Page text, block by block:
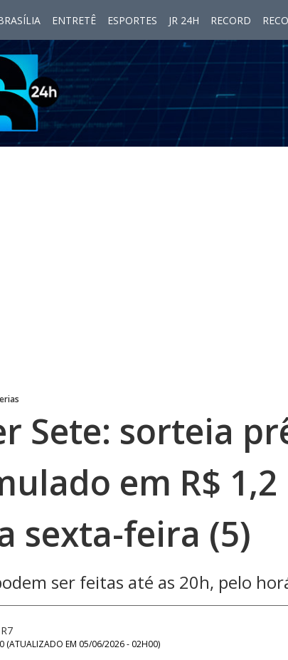
ENTRETÊ ESPORTES JR 24H RECORD
Sete: sorteia
em R$
sexta-feira (5)
ser feitas até as 20h, pelo
(ATUALIZADO EM 05/06/2026 - 02H00)